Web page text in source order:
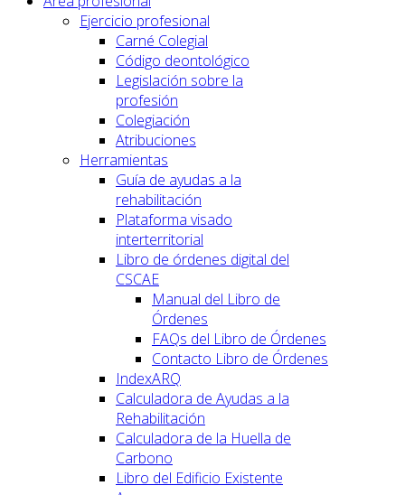
Ejercicio profesional
Carné Colegial
Código deontológico
Legislación sobre la
profesión
Colegiación
Atribuciones
Herramientas
Guía de ayudas a la
rehabilitación
Plataforma visado
interterritorial
Libro de órdenes digital del
CSCAE
Manual del Libro de
Órdenes
FAQs del Libro de Órdenes
Contacto Libro de Órdenes
IndexARQ
Calculadora de Ayudas a la
Rehabilitación
Calculadora de la Huella de
Carbono
Libro del Edificio Existente